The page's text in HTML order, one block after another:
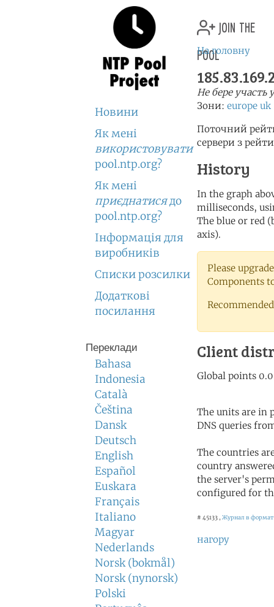
Новини
Як мені
використовувати
pool.ntp.org?
Як мені
приєднатисядо
pool.ntp.org?
Інформація для
виробників
Списки розсилки
Додаткові
посилання
Переклади
Bahasa
Indonesia
Català
Čeština
Dansk
Deutsch
English
Español
Euskara
Français
Italiano
Magyar
Nederlands
Norsk (bokmål)
Norsk (nynorsk)
Polski
join the
pool
На головну
Не бере участь
Зони: europe uk
Поточний
сервери з
History
In the graph
milliseconds,
The blue or red
axis).
Please
Components
Client
The units are in
DNS queries
The countries
country
the server's
configured for
# 45133 , Журнал в
нагору